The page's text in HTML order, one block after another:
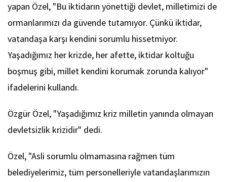
yapan Özel, "Bu iktidarın yönettiği devlet, milletimizi de
ormanlarımızı da güvende tutamıyor. Çünkü iktidar,
vatandaşa karşı kendini sorumlu hissetmiyor.
Yaşadığımız her krizde, her afette, iktidar koltuğu
boşmuş gibi, millet kendini korumak zorunda kalıyor"
ifadelerini kullandı.
Özgür Özel, "Yaşadığımız kriz milletin yanında olmayan
devletsizlik krizidir" dedi.
Özel, "Asli sorumlu olmamasına rağmen tüm
belediyelerimiz, tüm personelleriyle vatandaşlarımızın